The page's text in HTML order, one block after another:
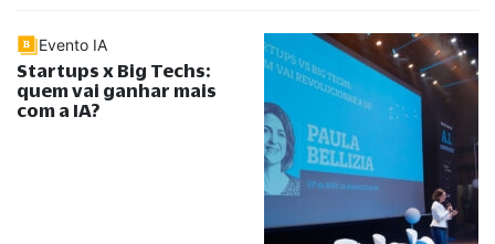
Evento IA
Startups x Big Techs:
quem vai ganhar mais
com a IA?